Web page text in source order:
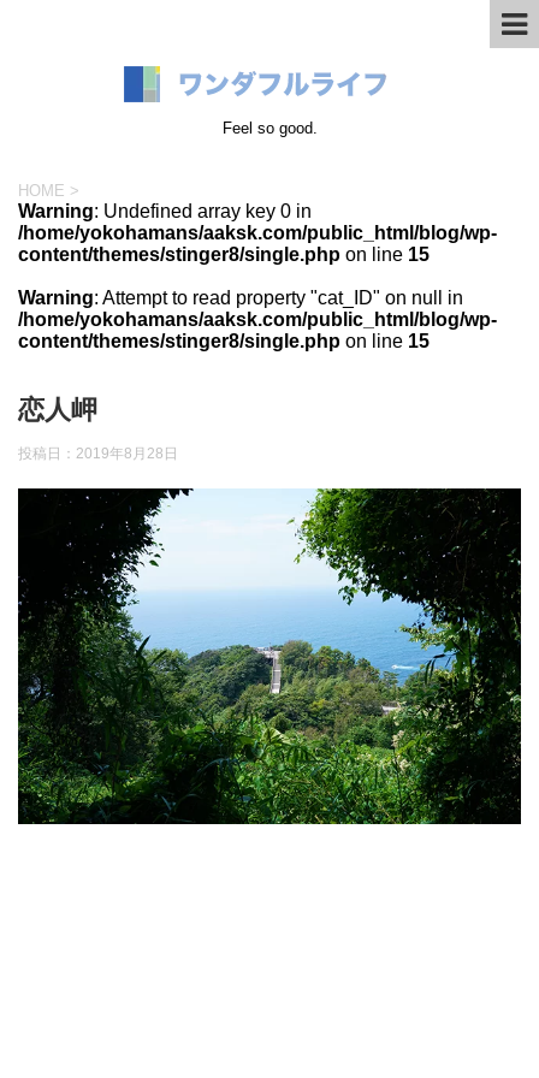
Feel so good.
HOME >
Warning: Undefined array key 0 in
/home/yokohamans/aaksk.com/public_html/blog/wp-
content/themes/stinger8/single.php on line 15
Warning: Attempt to read property "cat_ID" on null in
/home/yokohamans/aaksk.com/public_html/blog/wp-
content/themes/stinger8/single.php on line 15
恋人岬
投稿日： 2019年8月28日